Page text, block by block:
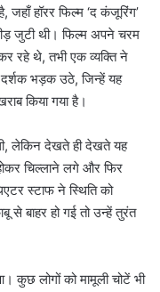
हॉरर फिल्म ‘द कंजूरिंग’
जुटी थी। फिल्म अपने चरम
रहे थे, तभी एक व्यक्ति ने
भड़क उठे, जिन्हें यह
किया गया है।
लेकिन देखते ही देखते यह
चिल्लाने लगे और फिर
स्टाफ ने स्थिति को
से बाहर हो गई तो उन्हें तुरंत
कुछ लोगों को मामूली चोटें भी